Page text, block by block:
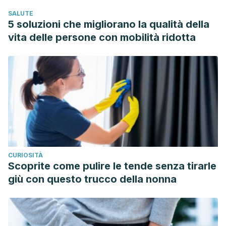
RENDIMIENTO ACADÉMICO: UNA REVISIÓN TEÓRICA.
Revista de Estudios Sociales.
https://doi.org/10.7440/res18.2004.06
SALUTE
5 soluzioni che migliorano la qualità della
vita delle persone con mobilità ridotta
CURIOSITÀ
Scoprite come pulire le tende senza tirarle
giù con questo trucco della nonna